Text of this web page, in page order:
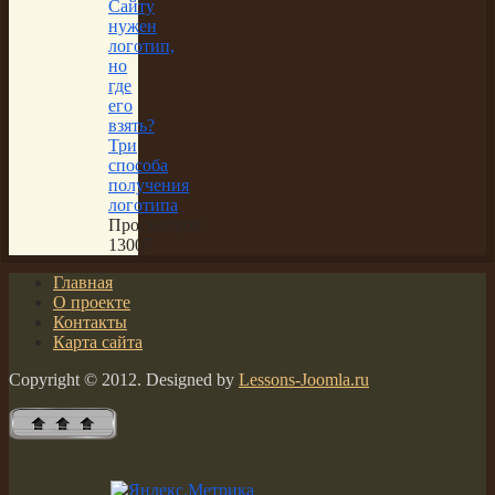
Сайту
нужен
логотип,
но
где
его
взять?
Три
способа
получения
логотипа
Просмотров:
13007
Главная
О проекте
Контакты
Карта сайта
Copyright © 2012. Designed by Lessons-Joomla.ru